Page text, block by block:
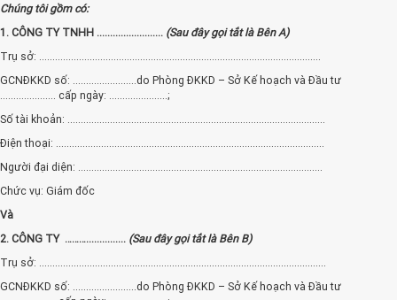
Chúng tôi gồm có:
1. CÔNG TY TNHH ......................... (Sau đây gọi tắt là Bên A)
Trụ sở: ..........................................................................................................
GCNĐKKD số: ........................do Phòng ĐKKD – Sở Kế hoạch và Đầu tư
..................... cấp ngày: ......................;
Số tài khoản: .................................................................................................
Điện thoại: .....................................................................................................
Người đại diện: ............................................................................................
Chức vụ: Giám đốc
Và
2. CÔNG TY ………............... (Sau đây gọi tắt là Bên B)
Trụ sở: ............................................................................................................
GCNĐKKD số: ........................do Phòng ĐKKD – Sở Kế hoạch và Đầu tư